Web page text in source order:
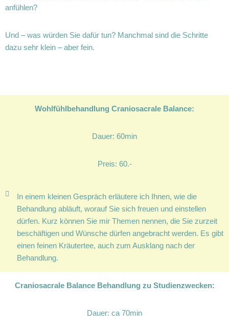
anfühlen?
Und – was würden Sie dafür tun? Manchmal sind die Schritte
dazu sehr klein – aber fein.
Wohlfühlbehandlung Craniosacrale Balance:
Dauer: 60min
Preis: 60.-
In einem kleinen Gespräch erläutere ich Ihnen, wie die
Behandlung abläuft, worauf Sie sich freuen und einstellen
dürfen. Kurz können Sie mir Themen nennen, die Sie zurzeit
beschäftigen und Wünsche dürfen angebracht werden. Es gibt
einen feinen Kräutertee, auch zum Ausklang nach der
Behandlung.
Craniosacrale Balance Behandlung zu Studienzwecken:
Dauer: ca 70min